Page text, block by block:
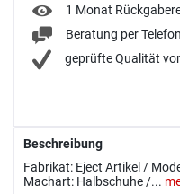
1 Monat
Beratung per
geprüfte Qualität
Beschreibung
Fabrikat: Eject Artikel /
Machart: Halbschuhe /...